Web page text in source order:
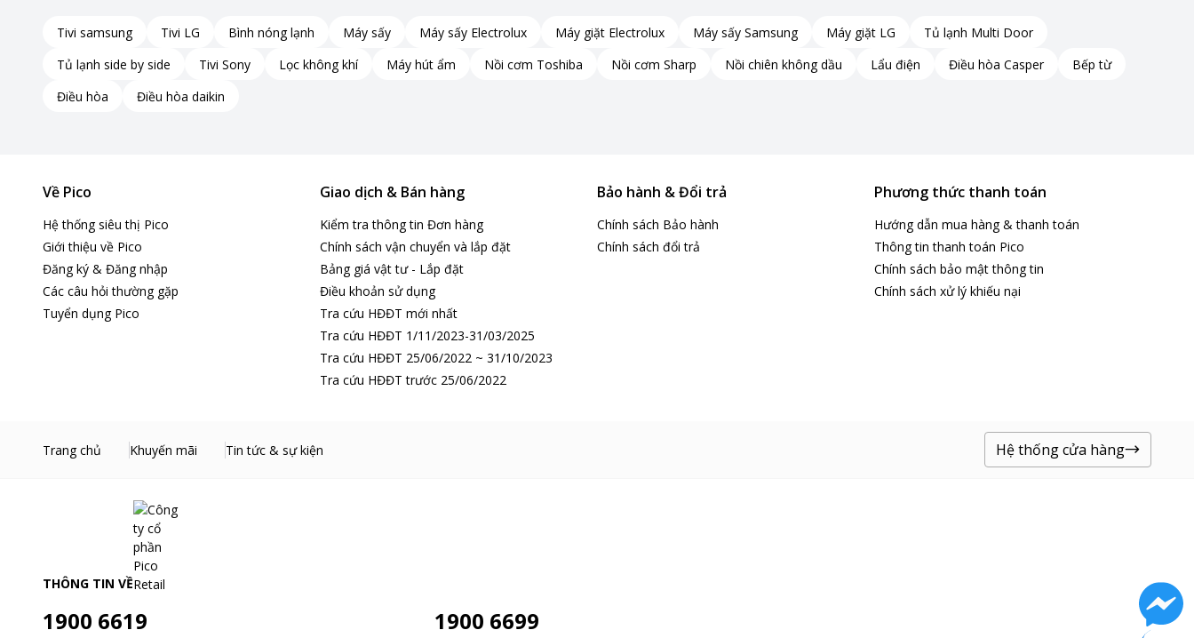
Tivi samsung Tivi LG Bình nóng lạnh Máy sấy Máy sấy Electrolux Máy giặt Electrolux Máy sấy Samsung Máy giặt LG
Tủ lạnh Multi Door
Tủ lạnh side by side
Tivi Sony Lọc không khí Máy hút ẩm Nồi cơm Toshiba Nồi cơm Sharp Nồi chiên không dầu Lẩu điện Điều hòa Casper
Bếp từ
Điều hòa
Điều hòa daikin
Về Pico
Hệ thống siêu thị Pico
Giới thiệu về Pico
Đăng ký & Đăng nhập
Các câu hỏi thường gặp
Tuyển dụng Pico
Giao dịch & Bán hàng
Kiểm tra thông tin Đơn hàng
Chính sách vận chuyển và lắp đặt
Bảng giá vật tư - Lắp đặt
Điều khoản sử dụng
Tra cứu HĐĐT mới nhất
Tra cứu HĐĐT 1/11/2023-31/03/2025
Tra cứu HĐĐT 25/06/2022 ~ 31/10/2023
Tra cứu HĐĐT trước 25/06/2022
Bảo hành & Đổi trả
Chính sách Bảo hành
Chính sách đổi trả
Phương thức thanh toán
Hướng dẫn mua hàng & thanh toán
Thông tin thanh toán Pico
Chính sách bảo mật thông tin
Chính sách xử lý khiếu nại
Trang chủ Khuyến mãi Tin tức & sự kiện Hệ thống cửa hàng
THÔNG TIN VỀ
1900 6619 1900 6699